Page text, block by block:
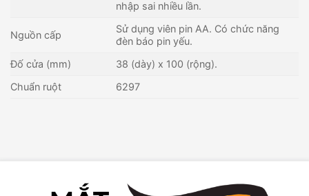
nhập sai nhiều lần.
Nguồn cấp
Sử dụng viên pin AA. Có chức năng
đèn báo pin yếu.
Đố cửa (mm)
38 (dày) x 100 (rộng).
Chuẩn ruột
6297